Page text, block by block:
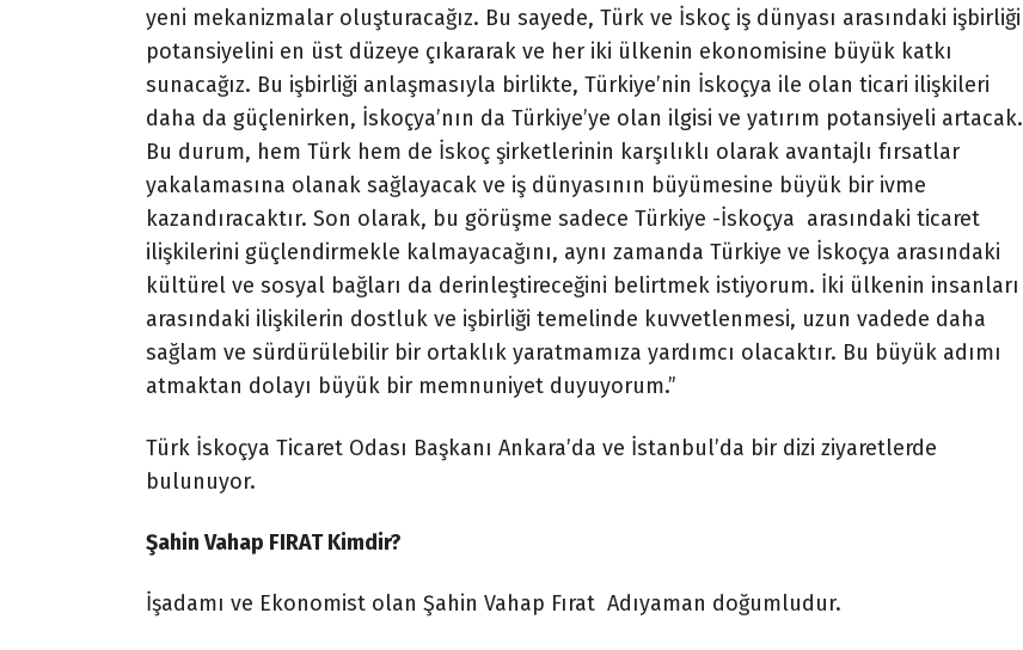
yeni mekanizmalar oluşturacağız. Bu sayede, Türk ve İskoç iş dünyası arasındaki işbirliği
potansiyelini en üst düzeye çıkararak ve her iki ülkenin ekonomisine büyük katkı
sunacağız. Bu işbirliği anlaşmasıyla birlikte, Türkiye’nin İskoçya ile olan ticari ilişkileri
daha da güçlenirken, İskoçya’nın da Türkiye’ye olan ilgisi ve yatırım potansiyeli artacak.
Bu durum, hem Türk hem de İskoç şirketlerinin karşılıklı olarak avantajlı fırsatlar
yakalamasına olanak sağlayacak ve iş dünyasının büyümesine büyük bir ivme
kazandıracaktır.Son olarak, bu görüşme sadece Türkiye -İskoçya arasındaki ticaret
ilişkilerini güçlendirmekle kalmayacağını, aynı zamanda Türkiye ve İskoçya arasındaki
kültürel ve sosyal bağları da derinleştireceğini belirtmek istiyorum. İki ülkenin insanları
arasındaki ilişkilerin dostluk ve işbirliği temelinde kuvvetlenmesi, uzun vadede daha
sağlam ve sürdürülebilir bir ortaklık yaratmamıza yardımcı olacaktır. Bu büyük adımı
atmaktan dolayı büyük bir memnuniyet duyuyorum.”
Türk İskoçya Ticaret Odası Başkanı Ankara’da ve İstanbul’da bir dizi ziyaretlerde
bulunuyor.
Şahin Vahap FIRAT Kimdir?
İşadamı ve Ekonomist olan Şahin Vahap Fırat Adıyaman doğumludur.